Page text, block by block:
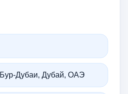
Бур-Дубаи, Дубай, ОАЭ